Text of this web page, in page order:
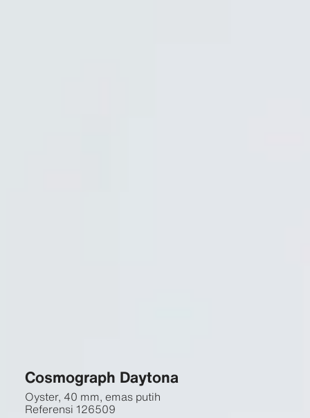
Cosmograph Daytona
Oyster, 40 mm, emas putih
Referensi 126509